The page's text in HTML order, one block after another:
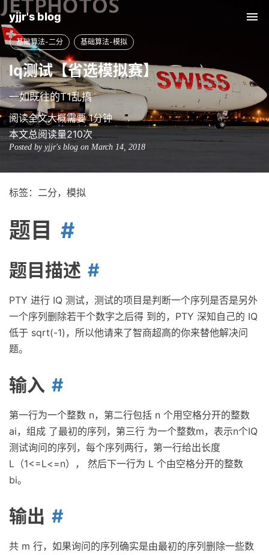
yjjr's blog
基础算法-二分 基础算法-模拟
Iq测试【省选模拟赛】
一如既往的T1乱搞
阅读全文大概需要 1分钟
本文总阅读量210次
Posted by yjjr's blog on March 14, 2018
标签：二分，模拟
题目
题目描述
PTY 进行 IQ 测试，测试的项目是判断一个序列是否是另外
一个序列删除若干个数字之后得 到的，PTY 深知自己的 IQ
低于 sqrt(-1)，所以他请来了智商超高的你来替他解决问
题。
输入
第一行为一个整数 n，第二行包括 n 个用空格分开的整数
ai，组成 了最初的序列，第三行 为一个整数m，表示n个IQ
测试询问的序列，每个序列两行，第一行给出长度
L（1<=L<=n）， 然后下一行为 L 个由空格分开的整数
bi。
输出
共 m 行，如果询问的序列确实是由最初的序列删除一些数